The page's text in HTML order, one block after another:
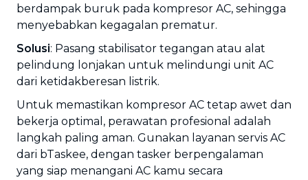
berdampak buruk pada kompresor AC, sehingga
menyebabkan kegagalan prematur.
Solusi: Pasang stabilisator tegangan atau alat
pelindung lonjakan untuk melindungi unit AC
dari ketidakberesan listrik.
Untuk memastikan kompresor AC tetap awet dan
bekerja optimal, perawatan profesional adalah
langkah paling aman. Gunakan layanan servis AC
dari bTaskee, dengan tasker berpengalaman
yang siap menangani AC kamu secara